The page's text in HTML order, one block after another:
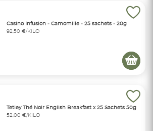
Casino Infusion - Camomille - 25 sachets - 20g
92,50 €/KILO
Tetley Thé Noir English Breakfast x 25 Sachets 50g
52,00 €/KILO